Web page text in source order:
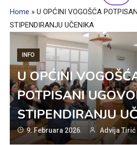
Home » U OPĆINI VOGOŠĆA
STIPENDIRANJU UČENIKA
INFO
U OPĆINI
POTPISANI
STIPENDIRANJU
9. Februara 2026. Advija Tirić